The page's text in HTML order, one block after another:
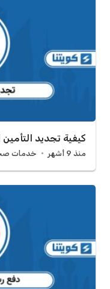
كيفية تجديد التأمين
منذ 9 أشهر خدمات